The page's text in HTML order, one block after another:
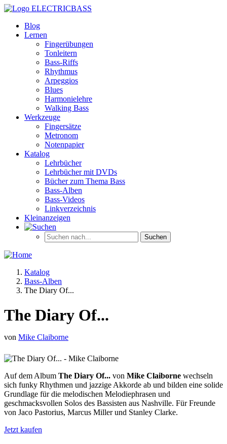
ELECTRICBASS
Blog
Lernen
Fingerübungen
Tonleitern
Bass-Riffs
Rhythmus
Arpeggios
Blues
Harmonielehre
Walking Bass
Werkzeuge
Fingersätze
Metronom
Notenpapier
Katalog
Lehrbücher
Lehrbücher mit DVDs
Bücher zum Thema Bass
Bass-Alben
Bass-Videos
Linkverzeichnis
Kleinanzeigen
Katalog
Bass-Alben
The Diary Of...
The Diary Of...
von Mike Claiborne
Auf dem Album The Diary Of... von Mike Claiborne wechseln
sich funky Rhythmen und jazzige Akkorde ab und bilden eine solide
Grundlage für die melodischen Melodiephrasen und
geschmacksvollen Solos des Bassisten aus Nashville. Für Freunde
von Jaco Pastorius, Marcus Miller und Stanley Clarke.
Jetzt kaufen